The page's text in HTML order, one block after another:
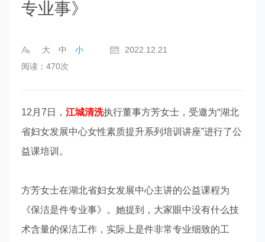
专业事》
大 中 小
2022.12.21
阅读：470次
12月7日， 江城清洗执行董事方芳女士，受邀为“湖北
省妇女发展中心女性素质提升系列培训讲座”进行了公
益课培训。
方芳女士在湖北省妇女发展中心主讲的公益课程为
《保洁是件专业事》。她提到，大家眼中没有什么技
术含量的保洁工作，实际上是件非常专业细致的工